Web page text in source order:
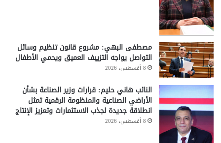
مصطفى البهي: مشروع قانون تنظيم وسائل
التواصل يواجه التزييف العميق ويحمي الأطفال
8 أغسطس، 2026
النائب هاني حليم: قرارات وزير الصناعة بشأن
الأراضي الصناعية والمنظومة الرقمية تمثل
انطلاقة جديدة لجذب الاستثمارات وتعزيز الإنتاج
8 أغسطس، 2026